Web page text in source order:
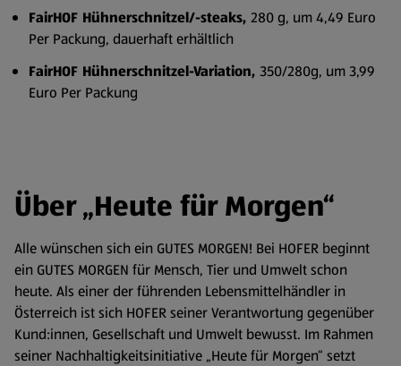
FairHOF Hühnerschnitzel/-steaks, 280 g, um 4,49 Euro
Per Packung, dauerhaft erhältlich
FairHOF Hühnerschnitzel-Variation, 350/280g, um 3,99
Euro Per Packung
Über „Heute für Morgen“
Alle wünschen sich ein GUTES MORGEN! Bei HOFER beginnt
ein GUTES MORGEN für Mensch, Tier und Umwelt schon
heute. Als einer der führenden Lebensmittelhändler in
Österreich ist sich HOFER seiner Verantwortung gegenüber
Kund:innen, Gesellschaft und Umwelt bewusst. Im Rahmen
seiner Nachhaltigkeitsinitiative „Heute für Morgen“ setzt